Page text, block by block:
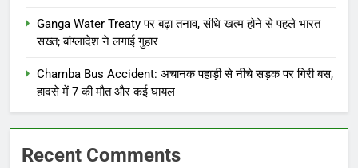
Ganga Water Treaty पर बढ़ा तनाव, संधि खत्म होने से पहले भारत
सख्त; बांग्लादेश ने लगाई गुहार
Chamba Bus Accident: अचानक पहाड़ी से नीचे सड़क पर गिरी बस,
हादसे में 7 की मौत और कई घायल
Recent Comments